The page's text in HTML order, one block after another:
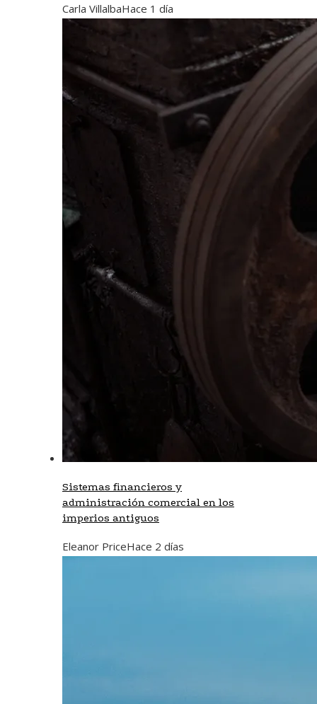
Carla VillalbaHace 1 día
Sistemas financieros y
administración comercial en los
imperios antiguos
Eleanor PriceHace 2 días